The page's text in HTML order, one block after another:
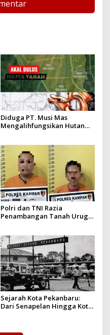
Diduga PT. Musi Mas
Mengalihfungsikan Hutan
yang diizinkan
Polri dan TNI Razia
Penambangan Tanah Urug,
Sejarah Kota Pekanbaru:
Dari Senapelan Hingga Kota